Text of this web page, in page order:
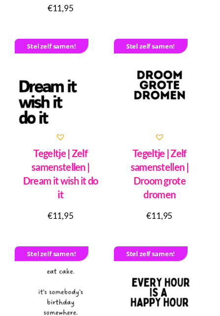
€11,95
Stel zelf samen!
Tegeltje | Zelf
samenstellen |
Dream it wish it do
it
€11,95
Stel zelf samen!
Tegeltje | Zelf
samenstellen |
Droom grote
dromen
€11,95
Stel zelf samen! Stel zelf samen!